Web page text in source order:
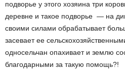
подворье у этого хозяина три
деревне и такое подворье — на
своими силами обрабатывает
засевает ее
односельчан опахивает и землю
благодарными за такую помощь?!